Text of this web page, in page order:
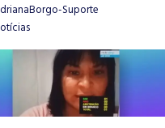
Suporte